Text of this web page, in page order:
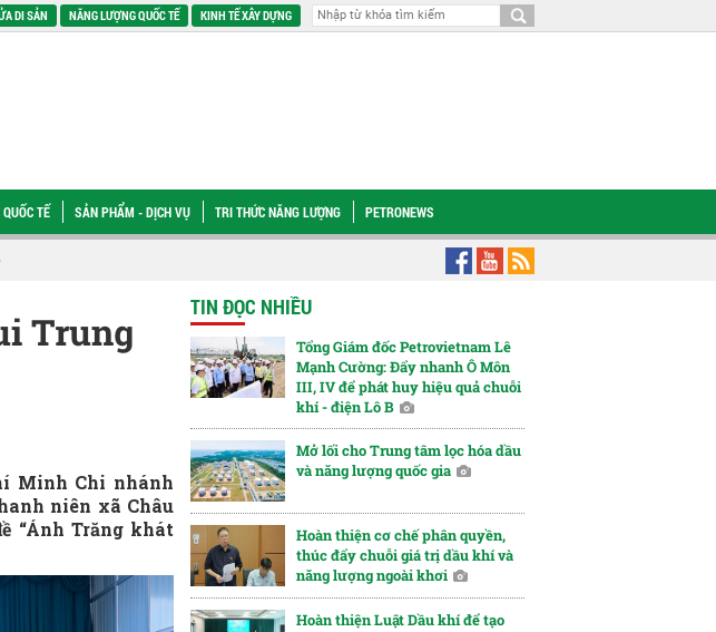
DI SẢN NĂNG LƯỢNG QUỐC TẾ KINH TẾ XÂY DỰNG
TẾ SẢN PHẨM - DỊCH VỤ TRI THỨC NĂNG LƯỢNG PETRONEWS
chí phân loại doanh nghiệp nhà nước để cơ cấu lại vốn [CHÙM ẢNH] Petrovietnam đồng hành xây dựng
Trung
Minh Chi nhánh
niên xã Châu
“Ánh Trăng khát
TIN ĐỌC NHIỀU
Tổng Giám đốc Petrovietnam Lê
Mạnh Cường: Đẩy nhanh Ô Môn
III, IV để phát huy hiệu quả chuỗi
khí - điện Lô B
Mở lối cho Trung tâm lọc hóa dầu
và năng lượng quốc gia
Hoàn thiện cơ chế phân quyền,
thúc đẩy chuỗi giá trị dầu khí và
năng lượng ngoài khơi
Hoàn thiện Luật Dầu khí để tạo